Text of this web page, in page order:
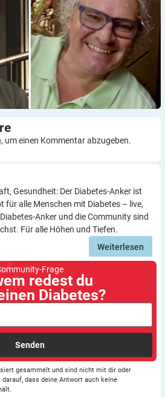
um einen Kommentar abzugeben.
Gesundheit: Der Diabetes-Anker ist
für alle Menschen mit Diabetes – live,
Anker und die Community sind
Für alle Höhen und Tiefen.
Weiterlesen
Frage
redest du
Diabetes?
Senden
gesammelt und sind nicht mit dir oder
dass deine Antwort auch keine